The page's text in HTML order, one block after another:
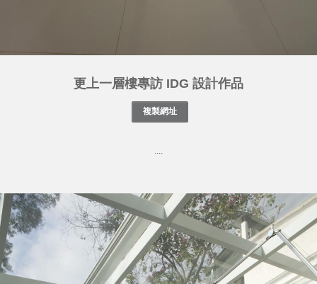
更上一層樓專訪 IDG 設計作品